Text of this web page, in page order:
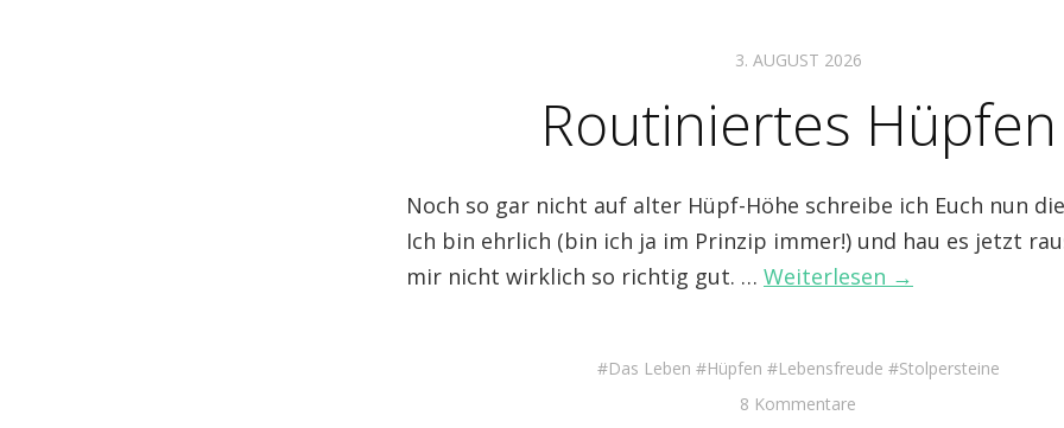
3. AUGUST 2026
Routiniertes Hüpfen
Noch so gar nicht auf alter Hüpf-Höhe schreibe ich Euch nun
Ich bin ehrlich (bin ich ja im Prinzip immer!) und hau es jetzt
mir nicht wirklich so richtig gut. … Weiterlesen →
Das Leben Hüpfen Lebensfreude
Stolpersteine
8 Kommentare